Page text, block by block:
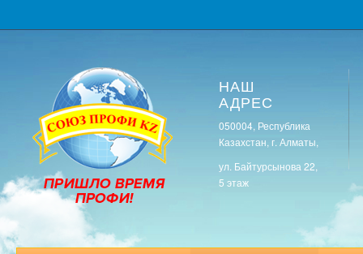
НАШ
АДРЕС
050004, Республика
Казахстан, г. Алматы,
ул. Байтурсынова 22,
5 этаж